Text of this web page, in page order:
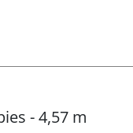
- 4,57 m